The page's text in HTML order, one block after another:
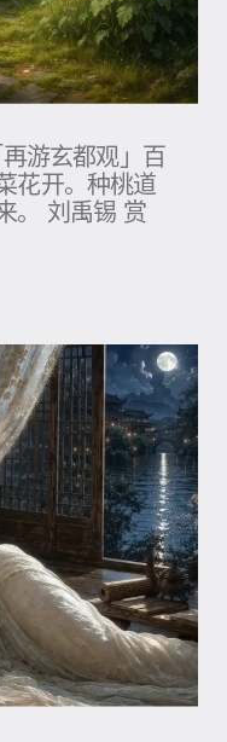
再游玄都观」百
花开。种桃道
。 刘禹锡 赏